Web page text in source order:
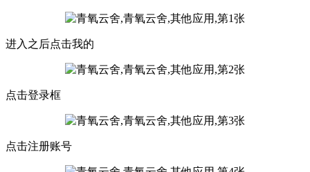
进入之后点击我的
点击登录框
点击注册账号